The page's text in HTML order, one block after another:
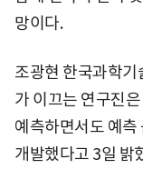
망이다.
조광현 한국과학
가 이끄는 연구진
예측하면서도 예
개발했다고 3일 밝